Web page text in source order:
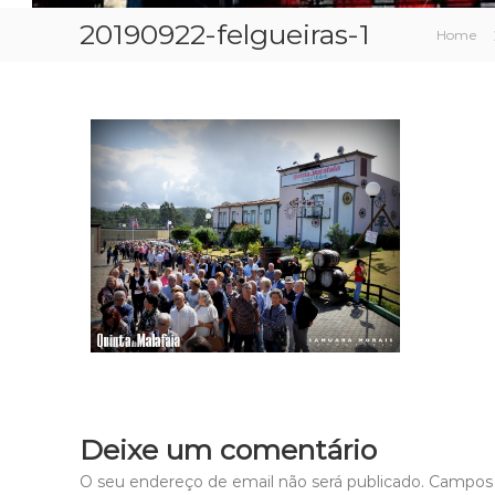
20190922-felgueiras-1 Home
Deixe um comentário
O seu endereço de email não será publicado.